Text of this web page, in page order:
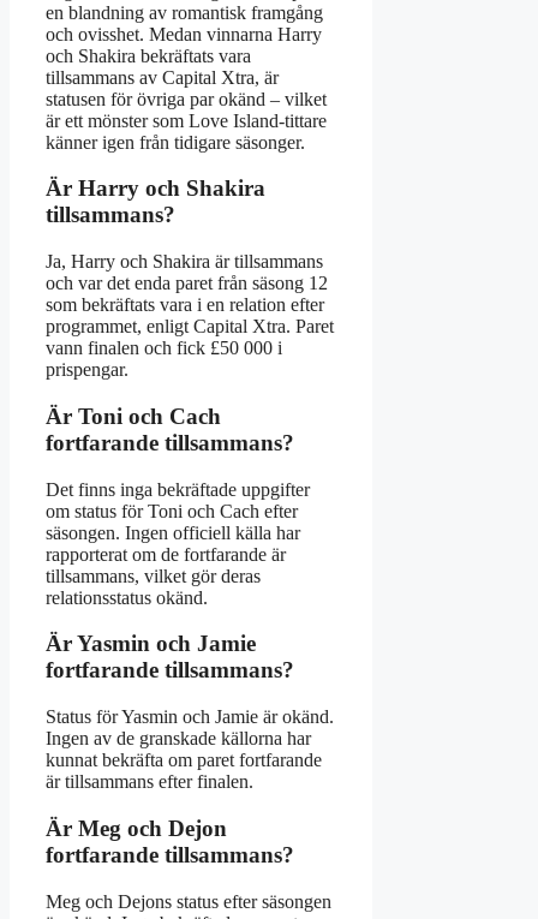
en blandning av romantisk framgång
och ovisshet. Medan vinnarna Harry
och Shakira bekräftats vara
tillsammans av Capital Xtra, är
statusen för övriga par okänd – vilket
är ett mönster som Love Island-tittare
känner igen från tidigare säsonger.
Är Harry och Shakira
tillsammans?
Ja, Harry och Shakira är tillsammans
och var det enda paret från säsong 12
som bekräftats vara i en relation efter
programmet, enligt Capital Xtra. Paret
vann finalen och fick £50 000 i
prispengar.
Är Toni och Cach
fortfarande tillsammans?
Det finns inga bekräftade uppgifter
om status för Toni och Cach efter
säsongen. Ingen officiell källa har
rapporterat om de fortfarande är
tillsammans, vilket gör deras
relationsstatus okänd.
Är Yasmin och Jamie
fortfarande tillsammans?
Status för Yasmin och Jamie är okänd.
Ingen av de granskade källorna har
kunnat bekräfta om paret fortfarande
är tillsammans efter finalen.
Är Meg och Dejon
fortfarande tillsammans?
Meg och Dejons status efter säsongen